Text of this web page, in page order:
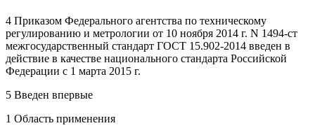
4 Приказом Федерального агентства по техническому
регулированию и метрологии от 10 ноября 2014 г. N 1494-ст
межгосударственный стандарт ГОСТ 15.902-2014 введен в
действие в качестве национального стандарта Российской
Федерации с 1 марта 2015 г.
5 Введен впервые
1 Область применения